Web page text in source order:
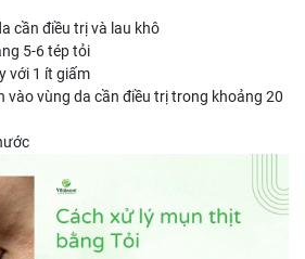
cần điều trị và lau khô
5-6 tép tỏi
với 1 ít giấm
vào vùng da cần điều trị trong khoảng 20